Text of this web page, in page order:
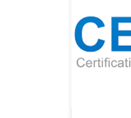
Web Le SEO,
Optimization
français, est
visibilité de